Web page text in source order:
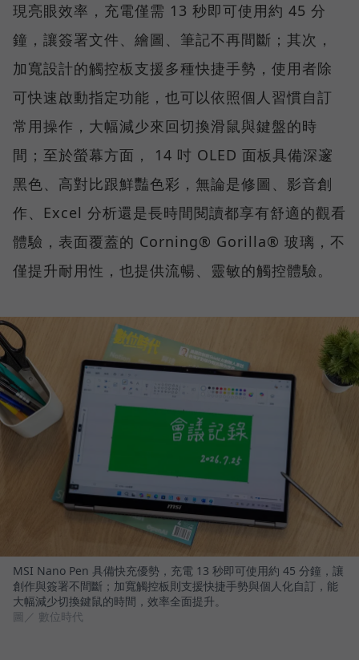
現亮眼效率，充電僅需 13 秒即可使用約 45 分
鐘，讓簽署文件、繪圖、筆記不再間斷；其次，
加寬設計的觸控板支援多種快捷手勢，使用者除
可快速啟動指定功能，也可以依照個人習慣自訂
常用操作，大幅減少來回切換滑鼠與鍵盤的時
間；至於螢幕方面， 14 吋 OLED 面板具備深邃
黑色、高對比跟鮮豔色彩，無論是修圖、影音創
作、Excel 分析還是長時間閱讀都享有舒適的觀看
體驗，表面覆蓋的 Corning® Gorilla® 玻璃，不
僅提升耐用性，也提供流暢、靈敏的觸控體驗。
MSI Nano Pen 具備快充優勢，充電 13 秒即可使用約 45 分鐘，讓
創作與簽署不間斷；加寬觸控板則支援快捷手勢與個人化自訂，能
大幅減少切換鍵鼠的時間，效率全面提升。
圖／ 數位時代